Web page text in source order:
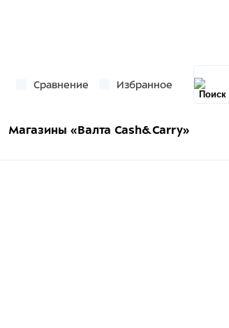
Сравнение Избранное
Магазины «Валта Cash&Carry»